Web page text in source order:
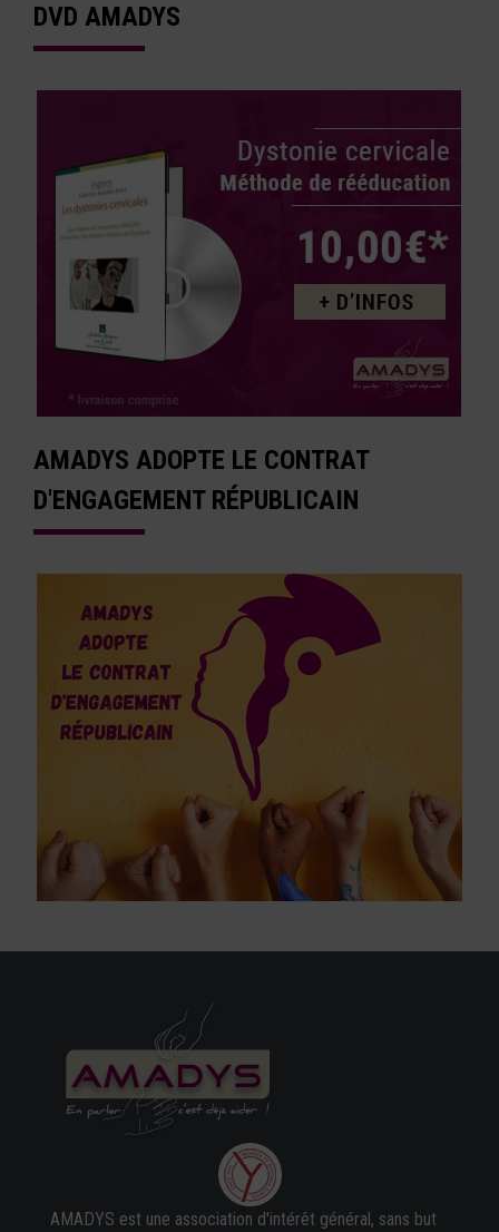
DVD AMADYS
AMADYS ADOPTE LE CONTRAT
D'ENGAGEMENT RÉPUBLICAIN
AMADYS est une association d'intérêt général, sans but